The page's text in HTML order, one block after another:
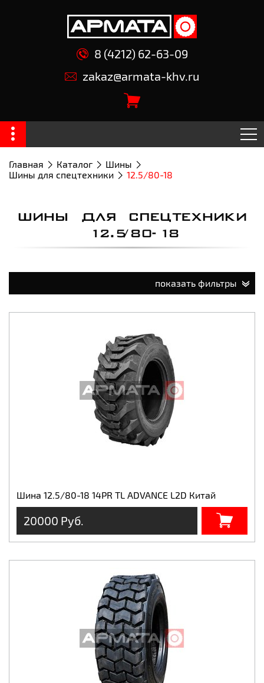
8 (4212) 62-63-09
zakaz@armata-khv.ru
Главная Каталог
Шины
Шины для спецтехники
12.5/80-18
ШИНЫ ДЛЯ СПЕЦТЕХНИКИ
12.5/80-18
показать фильтры
Шина 12.5/80-18 14PR TL ADVANCE L2D Китай
20000 Руб.